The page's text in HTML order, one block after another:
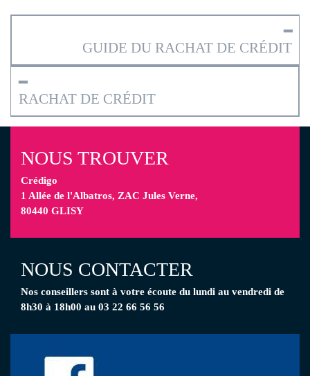
━
GUIDE DU RACHAT DE CRÉDIT
━
RACHAT DE CRÉDIT
NOUS TROUVER
Crédigo
1 Allée de l'Albatros, ZAC Jules Verne,
80440 GLISY
NOUS CONTACTER
Nos conseillers sont à votre écoute du lundi au vendredi de
8h30 à 18h00 au 03 22 66 56 56